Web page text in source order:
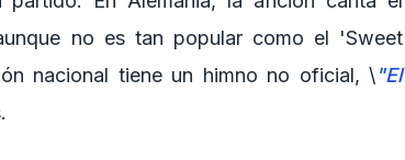
no es tan popular como el 'Sweet
nacional tiene un himno no oficial, \"El